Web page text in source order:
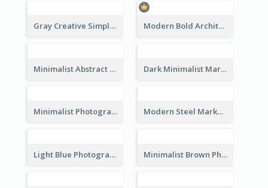
Gray Creative Simple Resume Modern Bold Architect Resume
Minimalist Abstract Pink Resume Dark Minimalist Marketing Manager Resume
Minimalist Photography Assistant Resume Modern Steel Marketer Resume
Light Blue Photographer Resume Minimalist Brown Photography Resume